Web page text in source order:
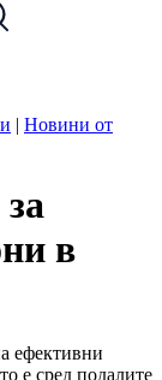
| Новини от
в
ефективни
е сред подалите